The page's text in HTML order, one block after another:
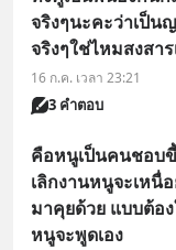
จริงๆนะคะว่าเป็น
จริงๆใช่ไหมสงสา
16 ก.ค. เวลา 23:21
3 คำตอบ
คือหนูเป็นคนชอบ
เลิกงานหนูจะเห
มาคุยด้วย แบบต้อ
หนูจะพูดเอง